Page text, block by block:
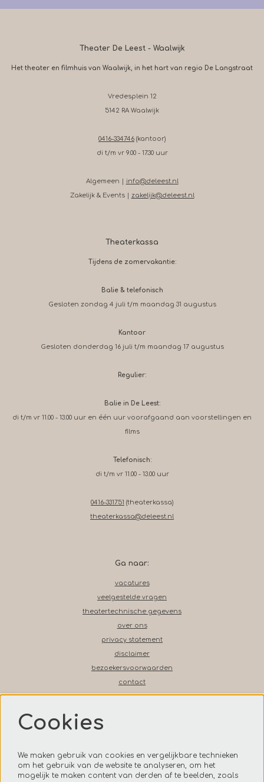
Theater De Leest - Waalwijk
Het theater en filmhuis van Waalwijk, in het hart van regio De Langstraat
Vredesplein 12
5142 RA Waalwijk
0416-334746 (kantoor)
di t/m vr 9.00 - 17.30 uur
Algemeen | info@deleest.nl
Zakelijk & Events | zakelijk@deleest.nl
Theaterkassa
Tijdens de zomervakantie:
Balie & telefonisch
Gesloten zondag 4 juli t/m maandag 31 augustus
Kantoor
Gesloten donderdag 16 juli t/m maandag 17 augustus
Regulier:
Balie in De Leest:
di t/m vr 11.00 - 13.00 uur en één uur voorafgaand aan voorstellingen en
films
Telefonisch:
di t/m vr 11.00 - 13.00 uur
0416-331751 (theaterkassa)
theaterkassa@deleest.nl
Ga naar:
vacatures
veelgestelde vragen
theatertechnische gegevens
over ons
privacy statement
disclaimer
bezoekersvoorwaarden
contact
Volg ons op social media
Cookies
We maken gebruik van cookies en vergelijkbare technieken
om het gebruik van de website te analyseren, om het
mogelijk te maken content van derden af te beelden, zoals